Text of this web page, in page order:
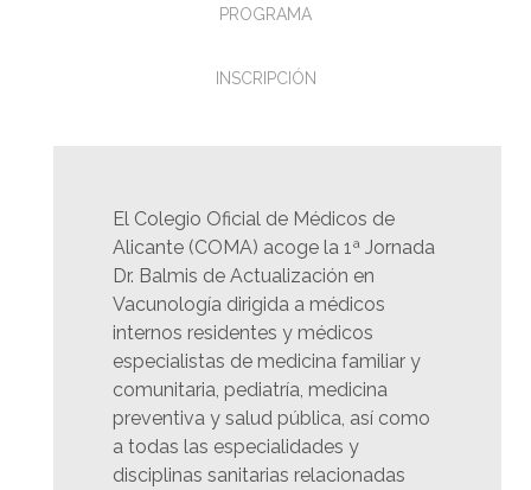
PROGRAMA
INSCRIPCIÓN
El Colegio Oficial de Médicos de
Alicante (COMA) acoge la 1ª Jornada
Dr. Balmis de Actualización en
Vacunología dirigida a médicos
internos residentes y médicos
especialistas de medicina familiar y
comunitaria, pediatría, medicina
preventiva y salud pública, así como
a todas las especialidades y
disciplinas sanitarias relacionadas